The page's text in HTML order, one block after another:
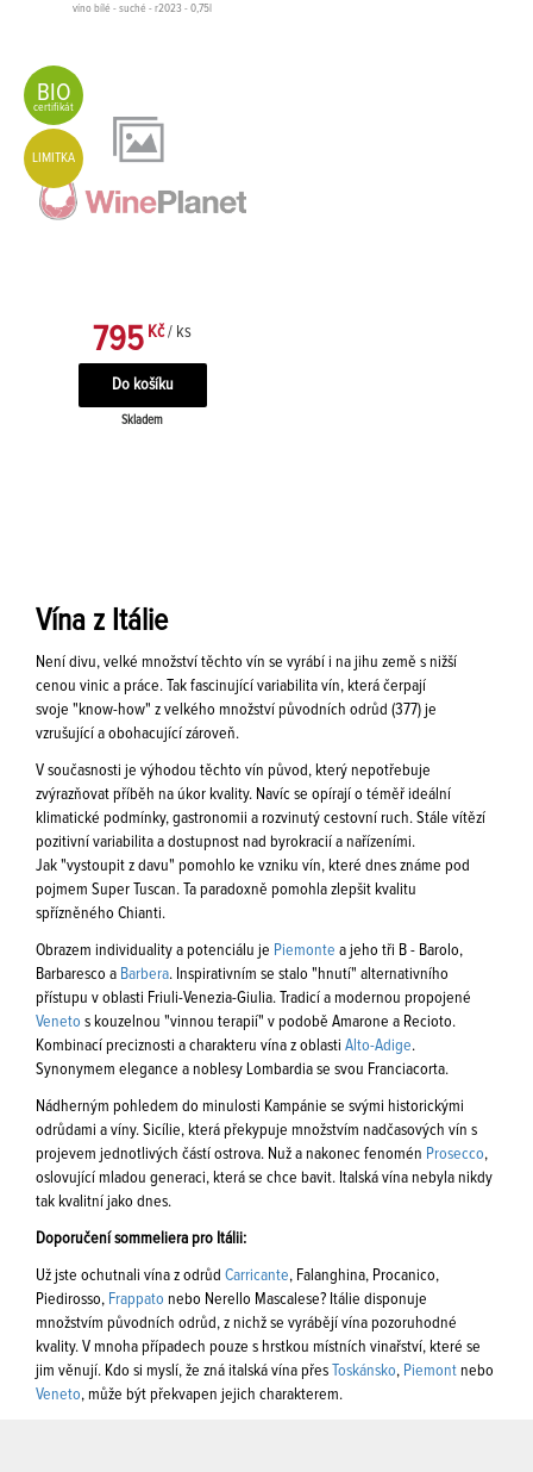
víno bílé - suché - r2023 - 0,75l
BIO
certifikát
LIMITKA
795 Kč / ks
Skladem
Vína z Itálie
Není divu, velké množství těchto vín se vyrábí i na jihu země s nižší
cenou vinic a práce. Tak fascinující variabilita vín, která čerpají
svoje "know-how" z velkého množství původních odrůd (377) je
vzrušující a obohacující zároveň.
V současnosti je výhodou těchto vín původ, který nepotřebuje
zvýrazňovat příběh na úkor kvality. Navíc se opírají o téměř ideální
klimatické podmínky, gastronomii a rozvinutý cestovní ruch. Stále vítězí
pozitivní variabilita a dostupnost nad byrokracií a nařízeními.
Jak "vystoupit z davu" pomohlo ke vzniku vín, které dnes známe pod
pojmem Super Tuscan. Ta paradoxně pomohla zlepšit kvalitu
spřízněného Chianti.
Obrazem individuality a potenciálu je Piemonte a jeho tři B - Barolo,
Barbaresco a Barbera. Inspirativním se stalo "hnutí" alternativního
přístupu v oblasti Friuli-Venezia-Giulia. Tradicí a modernou propojené
Veneto s kouzelnou "vinnou terapií" v podobě Amarone a Recioto.
Kombinací preciznosti a charakteru vína z oblasti Alto-Adige.
Synonymem elegance a noblesy Lombardia se svou Franciacorta.
Nádherným pohledem do minulosti Kampánie se svými historickými
odrůdami a víny. Sicílie, která překypuje množstvím nadčasových vín s
projevem jednotlivých částí ostrova. Nuž a nakonec fenomén Prosecco,
oslovující mladou generaci, která se chce bavit. Italská vína nebyla nikdy
tak kvalitní jako dnes.
Doporučení sommeliera pro Itálii:
Už jste ochutnali vína z odrůd Carricante, Falanghina, Procanico,
Piedirosso, Frappato nebo Nerello Mascalese? Itálie disponuje
množstvím původních odrůd, z nichž se vyrábějí vína pozoruhodné
kvality. V mnoha případech pouze s hrstkou místních vinařství, které se
jim věnují. Kdo si myslí, že zná italská vína přes Toskánsko, Piemont nebo
Veneto, může být překvapen jejich charakterem.